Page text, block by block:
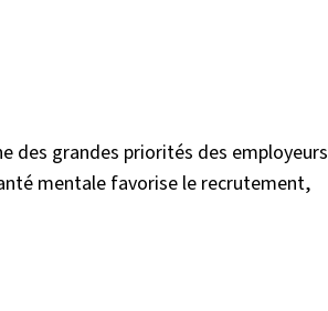
des grandes priorités des employeurs
mentale favorise le recrutement,